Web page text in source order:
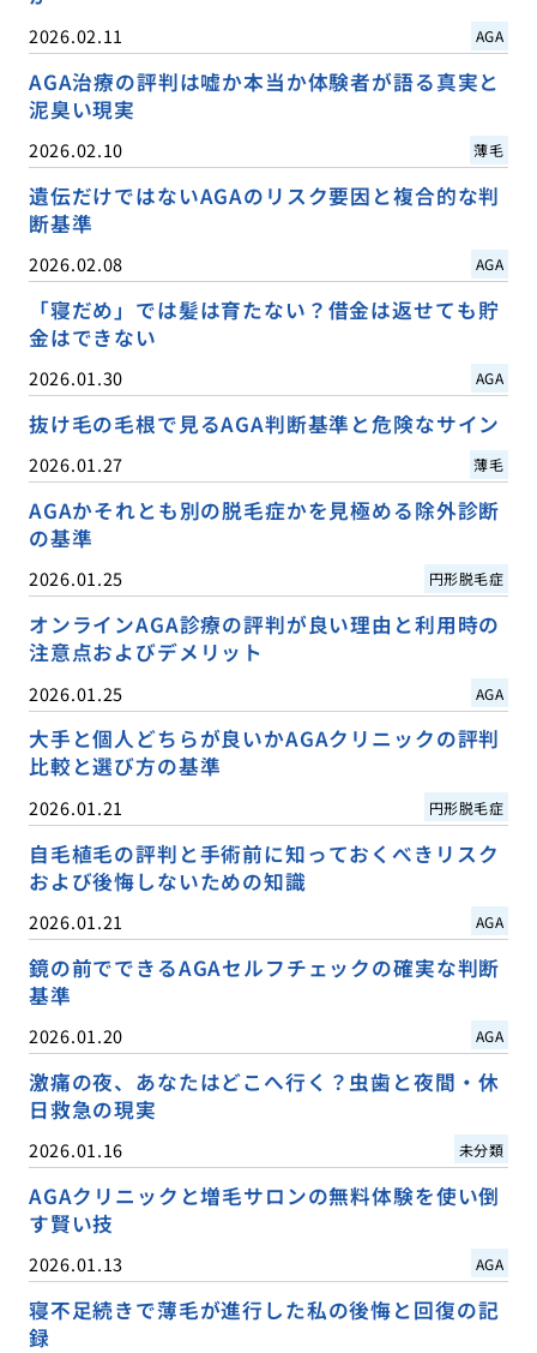
2026.02.11 AGA
AGA治療の評判は嘘か本当か体験者が語る真実と
泥臭い現実
2026.02.10 薄毛
遺伝だけではないAGAのリスク要因と複合的な判
断基準
2026.02.08 AGA
「寝だめ」では髪は育たない？借金は返せても貯
金はできない
2026.01.30 AGA
抜け毛の毛根で見るAGA判断基準と危険なサイン
2026.01.27 薄毛
AGAかそれとも別の脱毛症かを見極める除外診断
の基準
2026.01.25 円形脱毛症
オンラインAGA診療の評判が良い理由と利用時の
注意点およびデメリット
2026.01.25 AGA
大手と個人どちらが良いかAGAクリニックの評判
比較と選び方の基準
2026.01.21 円形脱毛症
自毛植毛の評判と手術前に知っておくべきリスク
および後悔しないための知識
2026.01.21 AGA
鏡の前でできるAGAセルフチェックの確実な判断
基準
2026.01.20 AGA
激痛の夜、あなたはどこへ行く？虫歯と夜間・休
日救急の現実
2026.01.16 未分類
AGAクリニックと増毛サロンの無料体験を使い倒
す賢い技
2026.01.13 AGA
寝不足続きで薄毛が進行した私の後悔と回復の記
録